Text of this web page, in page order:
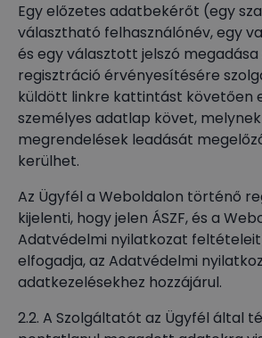
Egy előzetes adatbekérőt (egy
választható felhasználónév, egy
és egy választott jelszó megadása
regisztráció érvényesítésére
küldött linkre kattintást követően
személyes adatlap követ,
megrendelések leadását
kerülhet.
Az Ügyfél a Weboldalon történő
kijelenti, hogy jelen ÁSZF, és a
Adatvédelmi nyilatkozat
elfogadja, az Adatvédelmi
adatkezelésekhez hozzájárul.
2.2. A Szolgáltatót az Ügyfél által